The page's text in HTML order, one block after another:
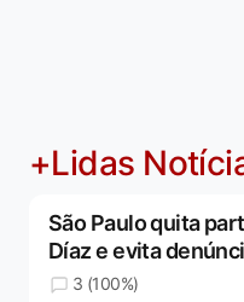
+Lidas
São Paulo quita
Díaz e evita
3 (100%)